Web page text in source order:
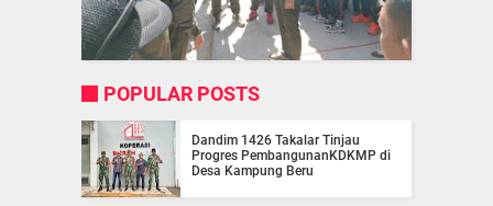
POPULAR POSTS
Dandim 1426 Takalar Tinjau
Progres PembangunanKDKMP di
Desa Kampung Beru